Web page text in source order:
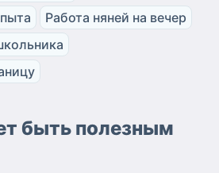
Работа няней на вечер
быть полезным